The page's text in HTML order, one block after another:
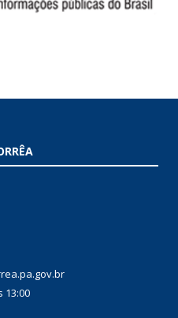
13:00